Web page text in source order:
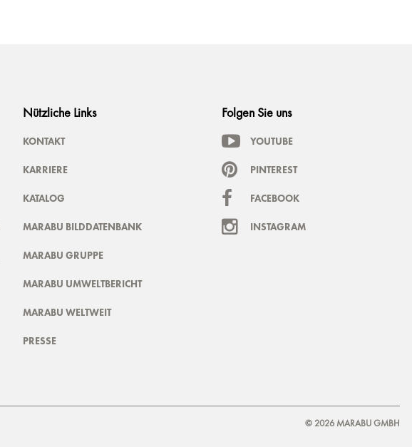
Nützliche Links
KONTAKT
KARRIERE
KATALOG
MARABU BILDDATENBANK
MARABU GRUPPE
MARABU UMWELTBERICHT
MARABU WELTWEIT
PRESSE
Folgen Sie uns
YOUTUBE
PINTEREST
FACEBOOK
INSTAGRAM
© 2026 MARABU GMBH